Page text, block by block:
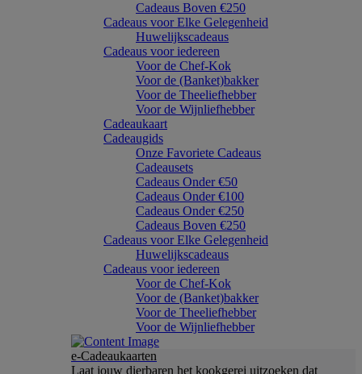
Cadeaus Boven €250
Cadeaus voor Elke Gelegenheid
Huwelijkscadeaus
Cadeaus voor iedereen
Voor de Chef-Kok
Voor de (Banket)bakker
Voor de Theeliefhebber
Voor de Wijnliefhebber
Cadeaukaart
Cadeaugids
Onze Favoriete Cadeaus
Cadeausets
Cadeaus Onder €50
Cadeaus Onder €100
Cadeaus Onder €250
Cadeaus Boven €250
Cadeaus voor Elke Gelegenheid
Huwelijkscadeaus
Cadeaus voor iedereen
Voor de Chef-Kok
Voor de (Banket)bakker
Voor de Theeliefhebber
Voor de Wijnliefhebber
e-Cadeaukaarten
Laat jouw dierbaren het kookgerei uitzoeken dat